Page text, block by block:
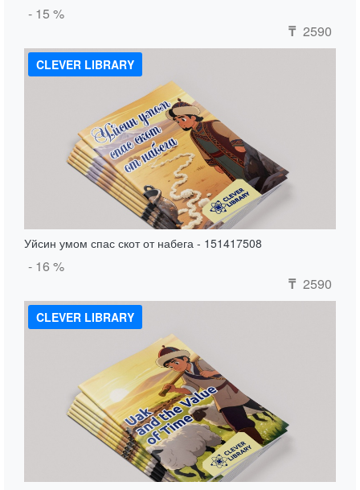
- 15 %
₸ 2590
CLEVER LIBRARY
Уйсин умом спас скот от набега - 151417508
- 16 %
₸ 2590
CLEVER LIBRARY